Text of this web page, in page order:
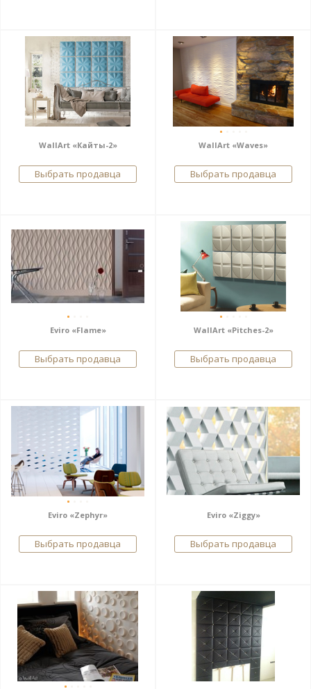
WallArt «Кайты-2»
Выбрать продавца
WallArt «Waves»
Выбрать продавца
Eviro «Flame»
Выбрать продавца
WallArt «Pitches-2»
Выбрать продавца
Eviro «Zephyr»
Выбрать продавца
Eviro «Ziggy»
Выбрать продавца